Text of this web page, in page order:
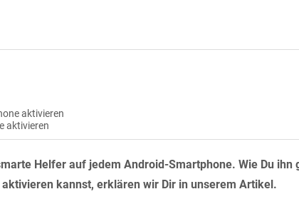
aktivieren
aktivieren
Helfer auf jedem Android-Smartphone. Wie Du ihn
aktivieren kannst, erklären wir Dir in unserem Artikel.